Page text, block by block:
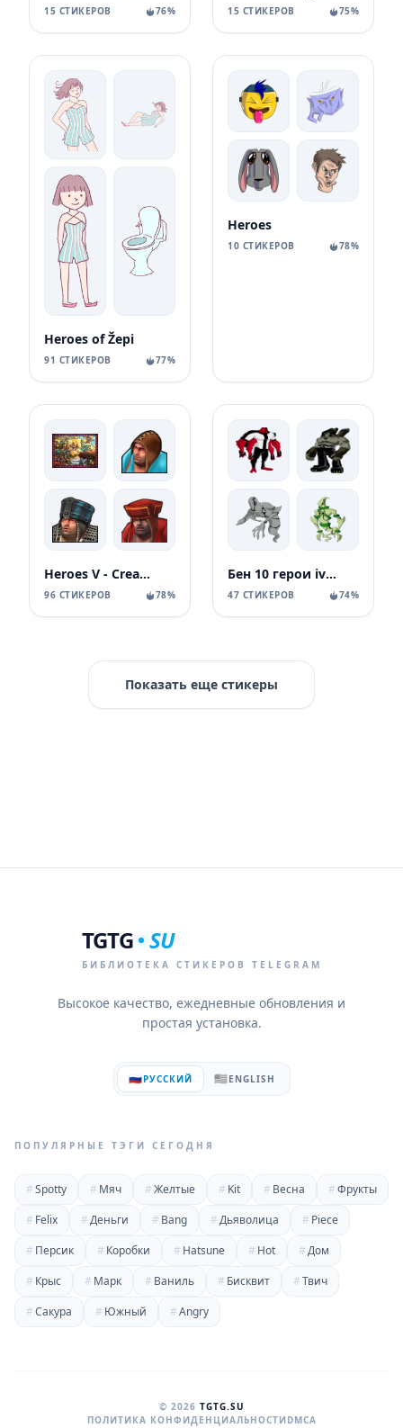
15 СТИКЕРОВ 76% 15 СТИКЕРОВ 75%
Heroes of Žepi
91 СТИКЕРОВ 77%
Heroes
10 СТИКЕРОВ 78%
Heroes V - Creatures 🌞
96 СТИКЕРОВ 78%
Бен 10 герои ivan.b
47 СТИКЕРОВ 74%
Показать еще стикеры
TGTG SU
БИБЛИОТЕКА СТИКЕРОВ TELEGRAM
Высокое качество, ежедневные обновления и
простая установка.
🇷🇺РУССКИЙ 🇺🇸ENGLISH
ПОПУЛЯРНЫЕ ТЭГИ СЕГОДНЯ
#Spotty # Мяч #Желтые # Kit # Весна #Фрукты
# Felix #Деньги # Bang #Дьяволица # Piece
# Персик # Коробки # Hatsune # Hot #Дом
# Крыс # Марк # Ваниль # Бисквит #Твич
#Сакура # Южный #Angry
© 2026 TGTG.SU
ПОЛИТИКА КОНФИДЕНЦИАЛЬНОСТИDMCA